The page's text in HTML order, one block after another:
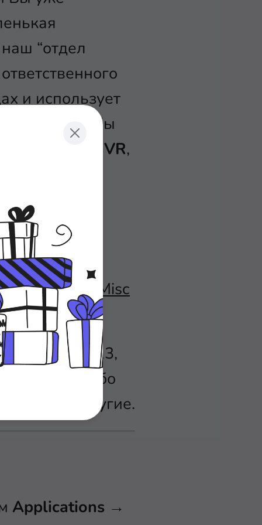
“отдел
и использует
нужно, чтобы
“2” в
IVR,
звонок,
на
путать с
Misc
FreePBX 13,
какому-либо
и другие.
Applications →